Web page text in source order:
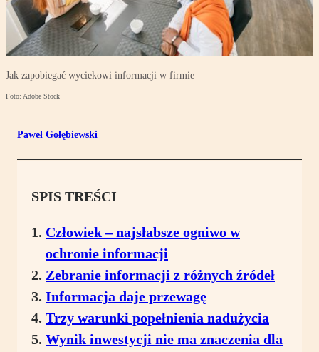
Jak zapobiegać wyciekowi informacji w firmie
Foto: Adobe Stock
Paweł Gołębiewski
SPIS TREŚCI
Człowiek – najsłabsze ogniwo w
ochronie informacji
Zebranie informacji z różnych źródeł
Informacja daje przewagę
Trzy warunki popełnienia nadużycia
Wynik inwestycji nie ma znaczenia dla